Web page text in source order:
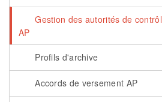
Gestion des autorités de
AP
Profils d'archive
Accords de versement AP